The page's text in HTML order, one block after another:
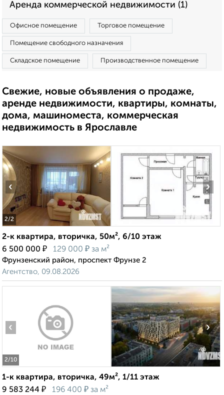
Аренда коммерческой недвижимости (1)
Офисное помещение Торговое помещение
Помещение свободного назначения
Складское помещение Производственное помещение
Свежие, новые объявления о продаже,
аренде недвижимости, квартиры, комнаты,
дома, машиноместа, коммерческая
недвижимость в Ярославле
2/2
‹ ›
2-к квартира, вторичка, 50м², 6/10 этаж
6 500 000 ₽ 129 000 ₽ за м²
Фрунзенский район, проспект Фрунзе 2
Агентство, 09.08.2026
2/10
‹ ›
1-к квартира, вторичка, 49м², 1/11 этаж
9 583 244 ₽ 196 400 ₽ за м²